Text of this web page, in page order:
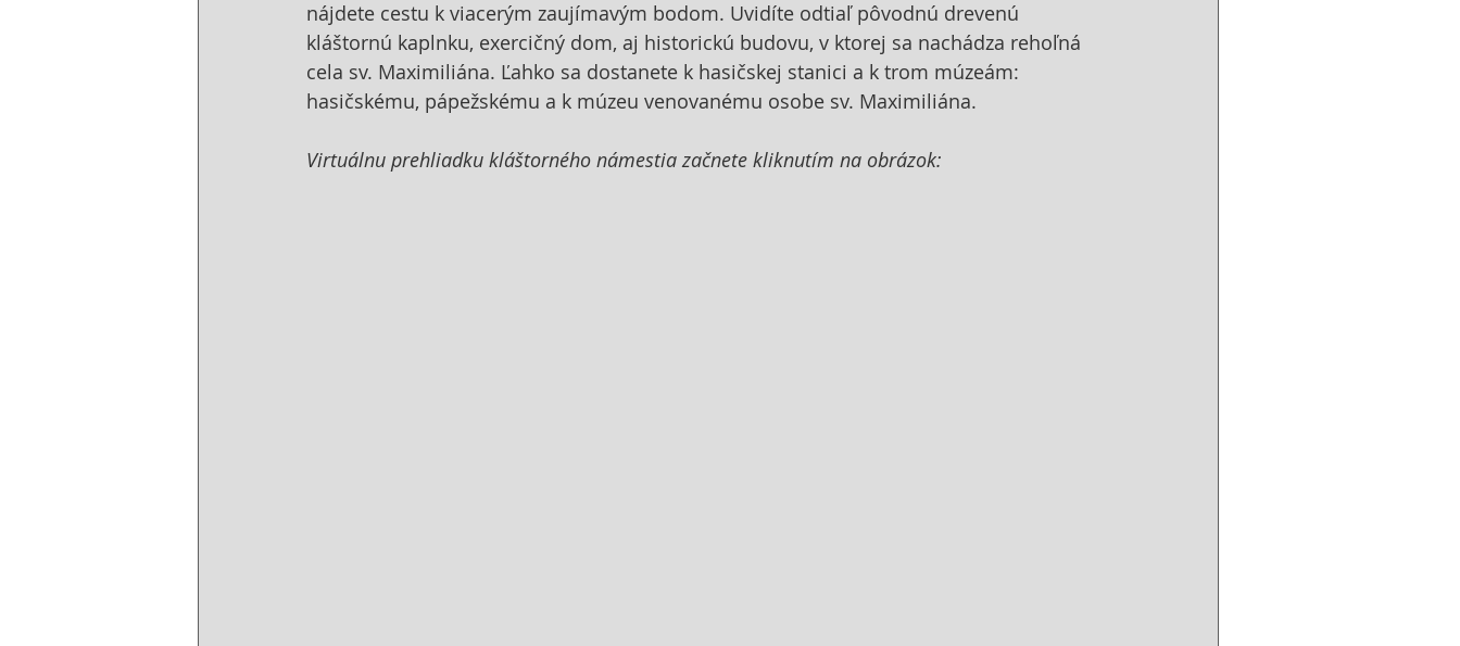
nájdete cestu k viacerým zaujímavým bodom. Uvidíte odtiaľ pôvodnú drevenú
kláštornú kaplnku, exercičný dom, aj historickú budovu, v ktorej sa nachádza rehoľná
cela sv. Maximiliána. Ľahko sa dostanete k hasičskej stanici a k trom múzeám:
hasičskému, pápežskému a k múzeu venovanému osobe sv. Maximiliána.
Virtuálnu prehliadku kláštorného námestia začnete kliknutím na obrázok: